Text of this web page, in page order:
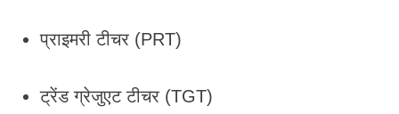
प्राइमरी टीचर (PRT)
ट्रेंड ग्रेजुएट टीचर (TGT)